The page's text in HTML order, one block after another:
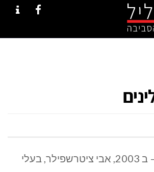
חוות התבלינים – ב 2003, אבי ציטרשפילר, בעלי